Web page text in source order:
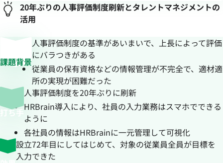
20年ぶりの人事評価制度刷新とタレントマネジメントの
活用
課題背景
人事評価制度の基準があいまいで、上長によって評価
にバラつきがある
従業員の保有資格などの情報管理が不完全で、適材適
所の実現が困難だった
打ち手
人事評価制度を20年ぶりに刷新
HRBrain導入により、社員の入力業務はスマホでできる
ように
各社員の情報はHRBrainに一元管理して可視化
設立72年目にしてはじめて、対象の従業員全員が目標を
入力できた